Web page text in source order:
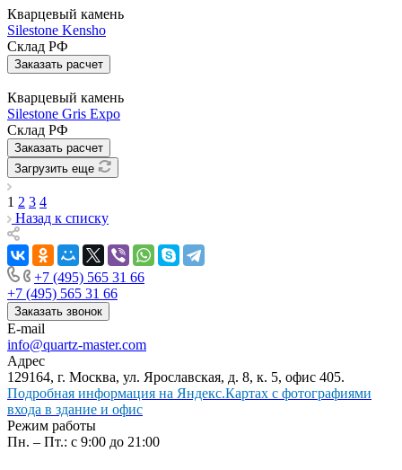
Кварцевый камень
Silestone Kensho
Склад РФ
Заказать расчет
Кварцевый камень
Silestone Gris Expo
Склад РФ
Заказать расчет
Загрузить еще
1 2 3 4
Назад к списку
+7 (495) 565 31 66
+7 (495) 565 31 66
Заказать звонок
E-mail
info@quartz-master.com
Адрес
129164, г. Москва, ул. Ярославская, д. 8, к. 5, офис 405.
Подробная информация на Яндекс.Картах с фотографиями
входа в здание и офис
Режим работы
Пн. – Пт.: с 9:00 до 21:00